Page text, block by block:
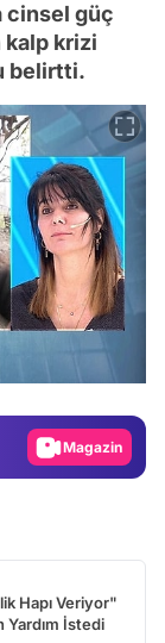
cinsel güç
kalp krizi
belirtti.
Video
Test
Video
Hapı Veriyor"
Yardım İstedi